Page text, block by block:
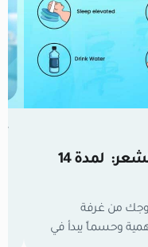
تعليمات العناية بعد زراعة الشعر: لمدة 14
من غرفة
وحسماً يبدأ في